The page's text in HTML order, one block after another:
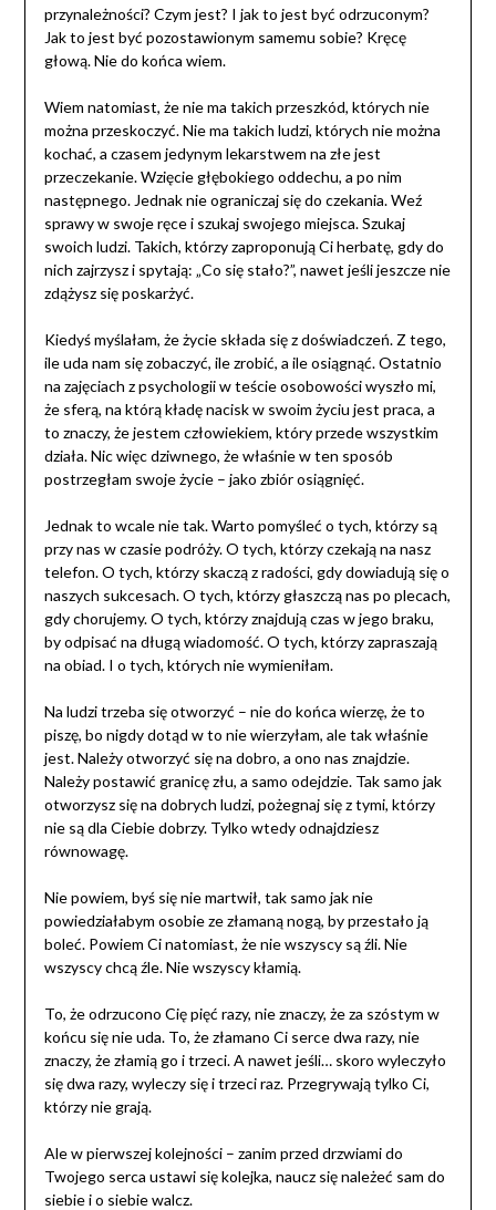
przynależności? Czym jest? I jak to jest być odrzuconym?
Jak to jest być pozostawionym samemu sobie? Kręcę
głową. Nie do końca wiem.
Wiem natomiast, że nie ma takich przeszkód, których nie
można przeskoczyć. Nie ma takich ludzi, których nie można
kochać, a czasem jedynym lekarstwem na złe jest
przeczekanie. Wzięcie głębokiego oddechu, a po nim
następnego. Jednak nie ograniczaj się do czekania. Weź
sprawy w swoje ręce i szukaj swojego miejsca. Szukaj
swoich ludzi. Takich, którzy zaproponują Ci herbatę, gdy do
nich zajrzysz i spytają: „Co się stało?”, nawet jeśli jeszcze nie
zdążysz się poskarżyć.
Kiedyś myślałam, że życie składa się z doświadczeń. Z tego,
ile uda nam się zobaczyć, ile zrobić, a ile osiągnąć. Ostatnio
na zajęciach z psychologii w teście osobowości wyszło mi,
że sferą, na którą kładę nacisk w swoim życiu jest praca, a
to znaczy, że jestem człowiekiem, który przede wszystkim
działa. Nic więc dziwnego, że właśnie w ten sposób
postrzegłam swoje życie – jako zbiór osiągnięć.
Jednak to wcale nie tak. Warto pomyśleć o tych, którzy są
przy nas w czasie podróży. O tych, którzy czekają na nasz
telefon. O tych, którzy skaczą z radości, gdy dowiadują się o
naszych sukcesach. O tych, którzy głaszczą nas po plecach,
gdy chorujemy. O tych, którzy znajdują czas w jego braku,
by odpisać na długą wiadomość. O tych, którzy zapraszają
na obiad. I o tych, których nie wymieniłam.
Na ludzi trzeba się otworzyć – nie do końca wierzę, że to
piszę, bo nigdy dotąd w to nie wierzyłam, ale tak właśnie
jest. Należy otworzyć się na dobro, a ono nas znajdzie.
Należy postawić granicę złu, a samo odejdzie. Tak samo jak
otworzysz się na dobrych ludzi, pożegnaj się z tymi, którzy
nie są dla Ciebie dobrzy. Tylko wtedy odnajdziesz
równowagę.
Nie powiem, byś się nie martwił, tak samo jak nie
powiedziałabym osobie ze złamaną nogą, by przestało ją
boleć. Powiem Ci natomiast, że nie wszyscy są źli. Nie
wszyscy chcą źle. Nie wszyscy kłamią.
To, że odrzucono Cię pięć razy, nie znaczy, że za szóstym w
końcu się nie uda. To, że złamano Ci serce dwa razy, nie
znaczy, że złamią go i trzeci. A nawet jeśli… skoro wyleczyło
się dwa razy, wyleczy się i trzeci raz. Przegrywają tylko Ci,
którzy nie grają.
Ale w pierwszej kolejności – zanim przed drzwiami do
Twojego serca ustawi się kolejka, naucz się należeć sam do
siebie i o siebie walcz.